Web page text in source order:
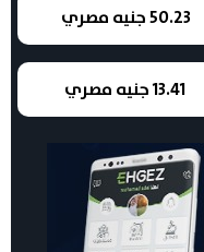
50.23 جنيه مصري
13.41 جنيه مصري